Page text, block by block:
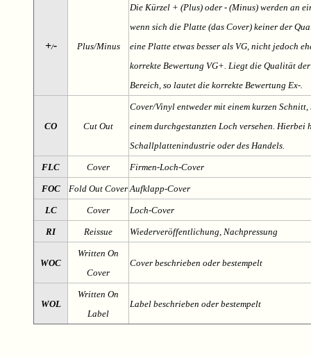
+/- Plus/Minus
Die Kürzel + (Plus) oder - (Minus) werden an
wenn sich die Platte (das Cover) keiner der
eine Platte etwas besser als VG, nicht jedoch
korrekte Bewertung VG+. Liegt die Qualität
Bereich, so lautet die korrekte Bewertung Ex-.
CO Cut Out
Cover/Vinyl entweder mit einem kurzen
einem durchgestanzten Loch versehen. Hierbei
Schallplattenindustrie oder des Handels.
FLC Cover Firmen-Loch-Cover
FOC Fold Out Cover Aufklapp-Cover
LC Cover Loch-Cover
RI Reissue Wiederveröffentlichung, Nachpressung
WOC
Written On
Cover
Cover beschrieben oder bestempelt
WOL
Written On
Label
Label beschrieben oder bestempelt